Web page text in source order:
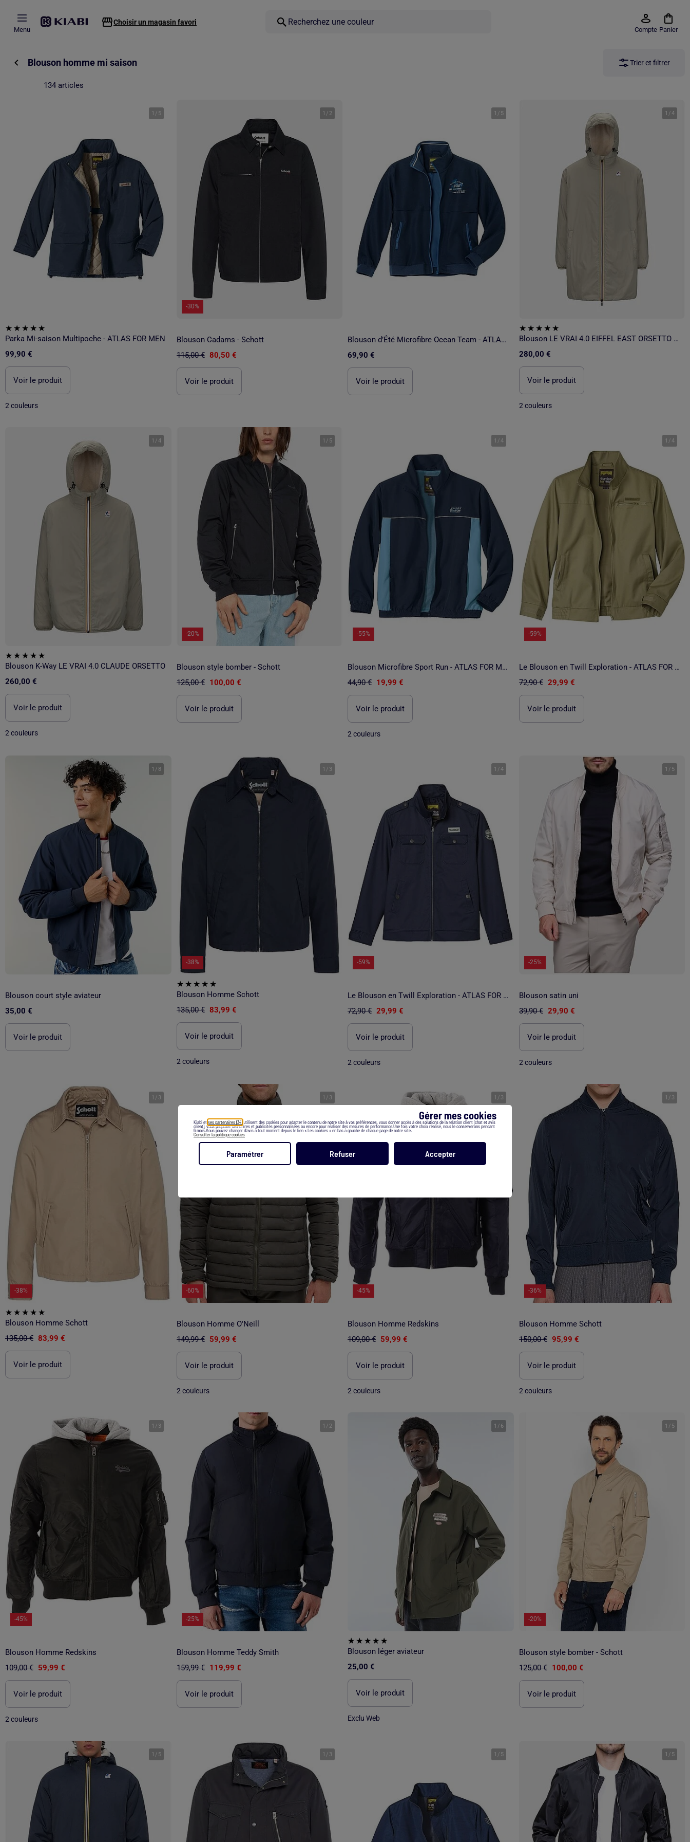
Gérer mes cookies
Kiabi et ses partenaires (34) utilisent des cookies pour adapter le contenu de notre site à vos préférences, vous donner accès à des solutions de la relation client (chat et avis
client), vous proposer des offres et publicités personnalisées ou encore pour réaliser des mesures de performance.Une fois votre choix réalisé, nous le conserverons pendant
6 mois.Vous pouvez changer d’avis à tout moment depuis le lien « Les cookies » en bas à gauche de chaque page de notre site.
Consulter la politique cookies
Paramétrer Refuser Accepter
Menu
Choisir un magasin favori
Compte Panier
Blouson homme mi saison Trier et filtrer
134 articles
1 / 5
Parka Mi-saison Multipoche - ATLAS FOR MEN
99,90 €
Voir le produit
2 couleurs
1 / 2
-30%
Blouson Cadams - Schott
115,00 € 80,50 €
Voir le produit
1 / 5
Blouson d’Été Microfibre Ocean Team - ATLAS FOR MEN
69,90 €
Voir le produit
1 /4
Blouson LE VRAI 4.0 EIFFEL EAST ORSETTO - K-Way
280,00 €
Voir le produit
2 couleurs
1 /4
Blouson K-Way LE VRAI 4.0 CLAUDE ORSETTO
260,00 €
Voir le produit
2 couleurs
1 / 5
-20%
Blouson style bomber - Schott
125,00 € 100,00 €
Voir le produit
1 /4
-55%
Blouson Microfibre Sport Run - ATLAS FOR MEN
44,90 € 19,99 €
Voir le produit
2 couleurs
1 /4
-59%
Le Blouson en Twill Exploration - ATLAS FOR MEN
72,90 € 29,99 €
Voir le produit
1 / 8
Blouson court style aviateur
35,00 €
Voir le produit
1 / 3
-38%
Blouson Homme Schott
135,00 € 83,99 €
Voir le produit
2 couleurs
1 /4
-59%
Le Blouson en Twill Exploration - ATLAS FOR MEN
72,90 € 29,99 €
Voir le produit
2 couleurs
1 / 5
-25%
Blouson satin uni
39,90 € 29,90 €
Voir le produit
2 couleurs
1 / 3
-38%
Blouson Homme Schott
135,00 € 83,99 €
Voir le produit
1 / 3
-60%
Blouson Homme O'Neill
149,99 € 59,99 €
Voir le produit
2 couleurs
1 / 3
-45%
Blouson Homme Redskins
109,00 € 59,99 €
Voir le produit
2 couleurs
1 / 3
-36%
Blouson Homme Schott
150,00 € 95,99 €
Voir le produit
2 couleurs
1 / 3
-45%
Blouson Homme Redskins
109,00 € 59,99 €
Voir le produit
2 couleurs
1 / 2
-25%
Blouson Homme Teddy Smith
159,99 € 119,99 €
Voir le produit
1 / 6
Blouson léger aviateur
25,00 €
Voir le produit
Exclu Web
1 / 5
-20%
Blouson style bomber - Schott
125,00 € 100,00 €
Voir le produit
1 / 5 1 / 3 1 / 5 1 / 5